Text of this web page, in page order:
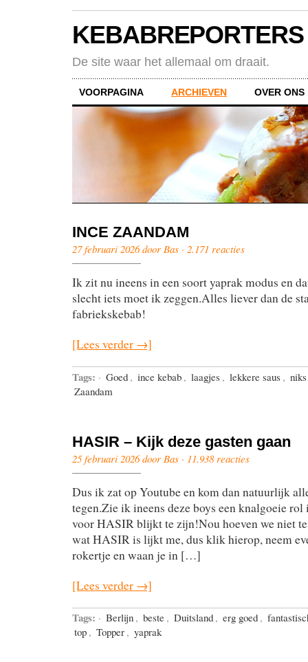
KEBABREPORTERS
De site waar het allemaal om draait.
VOORPAGINA ARCHIEVEN OVER ONS
INCE ZAANDAM
27 februari 2026 door Bas · 2.171 reacties
Ik zit nu ineens in een soort yaprak modus en
slecht iets moet ik zeggen.Alles liever dan de
fabriekskebab!
[Lees verder →]
Tags: · Goed , ince kebab , laagjes , lekkere saus ,
Zaandam
HASIR – Kijk deze gasten gaan
25 februari 2026 door Bas · 11.938 reacties
Dus ik zat op Youtube en kom dan natuurlijk
tegen.Zie ik ineens deze boys een knalgoeie
voor HASIR blijkt te zijn!Nou hoeven we niet
wat HASIR is lijkt me, dus klik hierop, neem
rokertje en waan je in […]
[Lees verder →]
Tags: · Berlijn , beste , Duitsland , erg goed ,
top , Topper , yaprak